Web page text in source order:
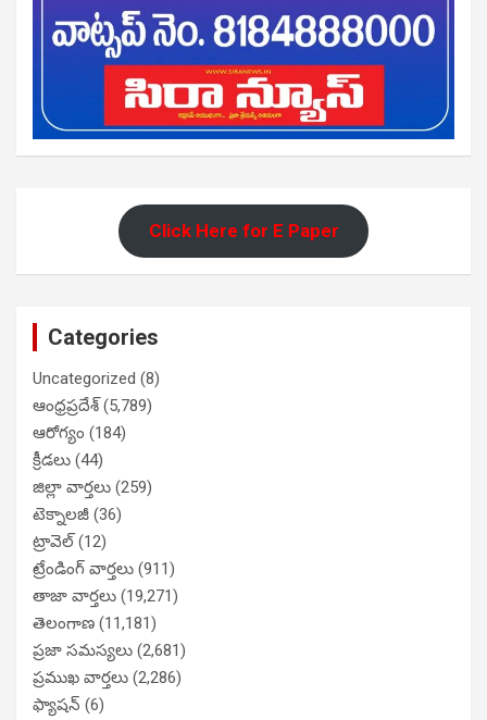
Click Here for E Paper
Categories
Uncategorized (8)
ఆంధ్రప్రదేశ్(5,789)
ఆరోగ్యం (184)
క్రీడలు (44)
జిల్లా వార్తలు (259)
టెక్నాలజీ (36)
ట్రావెల్(12)
ట్రేండింగ్ వార్తలు (911)
తాజా వార్తలు (19,271)
తెలంగాణ (11,181)
ప్రజా సమస్యలు (2,681)
ప్రముఖ వార్తలు (2,286)
ఫ్యాషన్ (6)